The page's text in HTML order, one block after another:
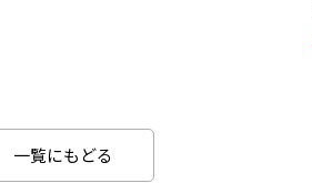
一覧にもどる